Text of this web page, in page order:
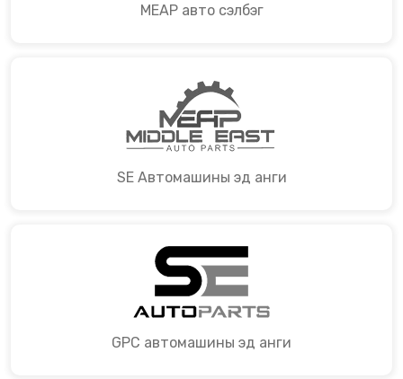
MEAP авто сэлбэг
SE Автомашины эд анги
GPC автомашины эд анги